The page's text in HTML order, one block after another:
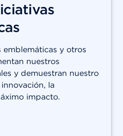
emblemáticas y otros
nuestros
y demuestran nuestro
la
impacto.